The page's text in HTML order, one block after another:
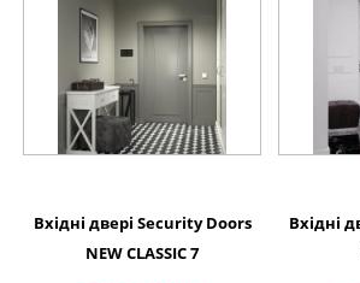
Вхідні двері Security Doors
NEW CLASSIC 7
Вхідні